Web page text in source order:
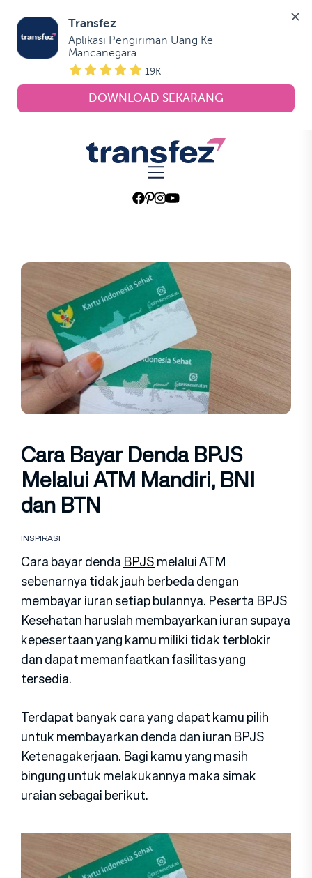
Transfez
Aplikasi Pengiriman Uang Ke
Mancanegara
19K
DOWNLOAD SEKARANG
Transfez
Cara Bayar Denda BPJS
Melalui ATM Mandiri, BNI
dan BTN
INSPIRASI
Cara bayar dendaBPJSmelalui ATM
sebenarnya tidak jauh berbeda dengan
membayar iuran setiap bulannya. Peserta BPJS
Kesehatan haruslah membayarkan iuran supaya
kepesertaan yang kamu miliki tidak terblokir
dan dapat memanfaatkan fasilitas yang
tersedia.
Terdapat banyak cara yang dapat kamu pilih
untuk membayarkan denda dan iuran BPJS
Ketenagakerjaan. Bagi kamu yang masih
bingung untuk melakukannya maka simak
uraian sebagai berikut.